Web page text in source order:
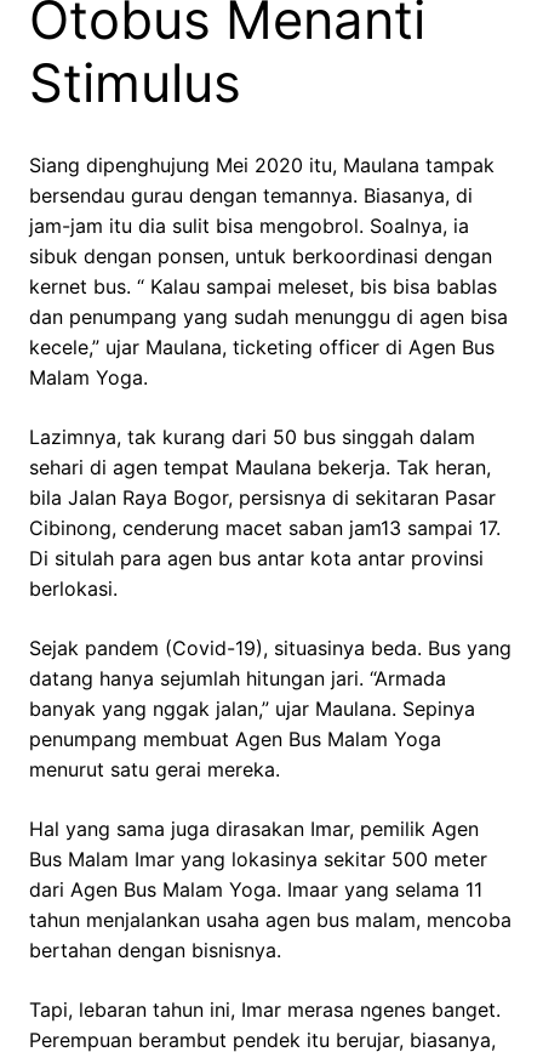
Otobus Menanti
Stimulus
Siang dipenghujung Mei 2020 itu, Maulana tampak
bersendau gurau dengan temannya. Biasanya, di
jam-jam itu dia sulit bisa mengobrol. Soalnya, ia
sibuk dengan ponsen, untuk berkoordinasi dengan
kernet bus. “ Kalau sampai meleset, bis bisa bablas
dan penumpang yang sudah menunggu di agen bisa
kecele,” ujar Maulana, ticketing officer di Agen Bus
Malam Yoga.
Lazimnya, tak kurang dari 50 bus singgah dalam
sehari di agen tempat Maulana bekerja. Tak heran,
bila Jalan Raya Bogor, persisnya di sekitaran Pasar
Cibinong, cenderung macet saban jam13 sampai 17.
Di situlah para agen bus antar kota antar provinsi
berlokasi.
Sejak pandem (Covid-19), situasinya beda. Bus yang
datang hanya sejumlah hitungan jari. “Armada
banyak yang nggak jalan,” ujar Maulana. Sepinya
penumpang membuat Agen Bus Malam Yoga
menurut satu gerai mereka.
Hal yang sama juga dirasakan Imar, pemilik Agen
Bus Malam Imar yang lokasinya sekitar 500 meter
dari Agen Bus Malam Yoga. Imaar yang selama 11
tahun menjalankan usaha agen bus malam, mencoba
bertahan dengan bisnisnya.
Tapi, lebaran tahun ini, Imar merasa ngenes banget.
Perempuan berambut pendek itu berujar, biasanya,